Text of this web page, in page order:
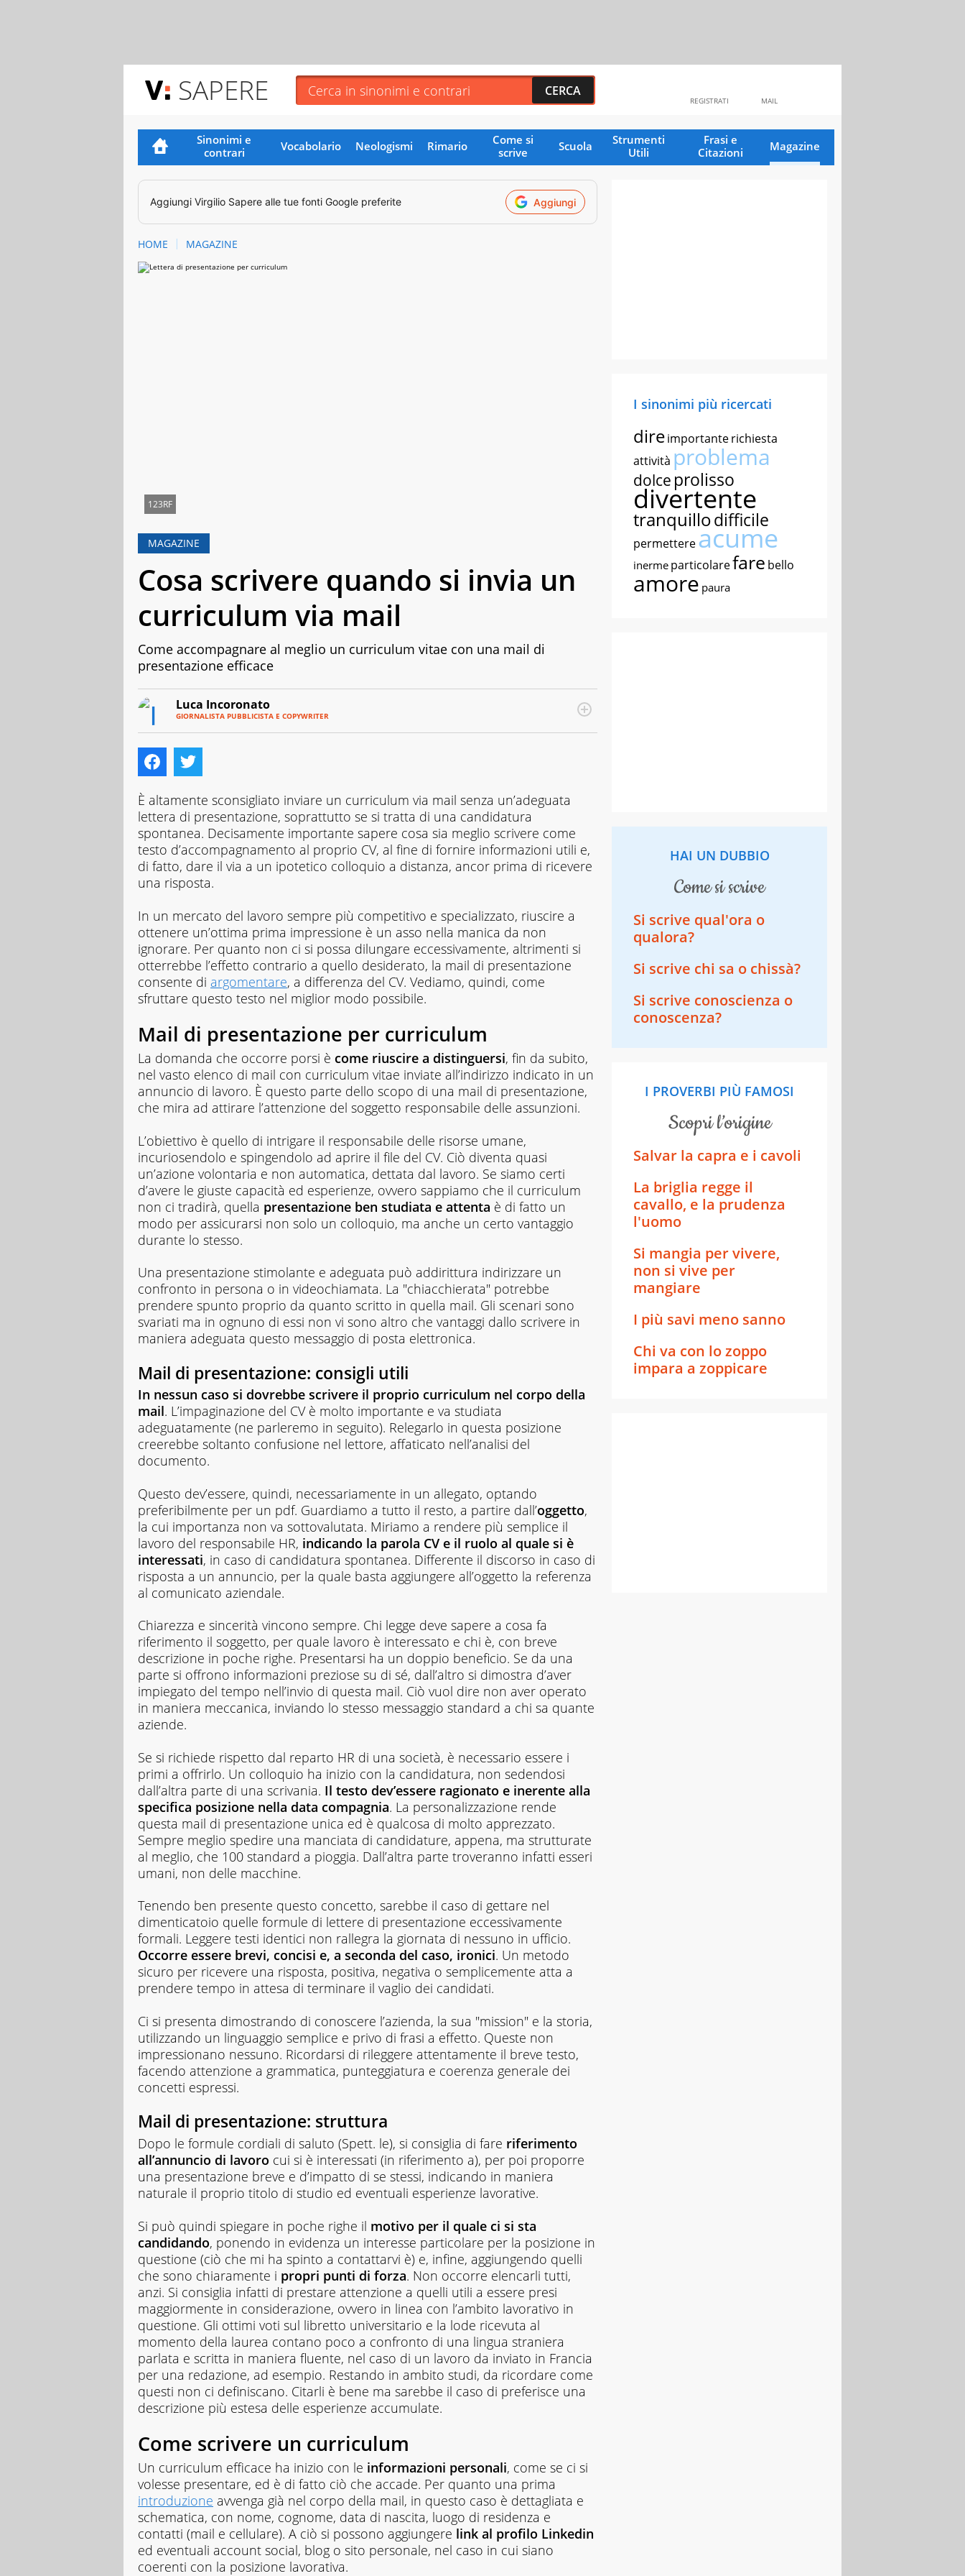
SAPERE MAIL
REGISTRATI
Sinonimi e
contrari
Vocabolario Neologismi Rimario
Come si
scrive
Scuola
Strumenti
Utili
Frasi e
Citazioni
Magazine
Aggiungi Virgilio Sapere alle tue fonti Google preferite Aggiungi
HOME MAGAZINE
123RF
MAGAZINE
Cosa scrivere quando si invia un
curriculum via mail
Come accompagnare al meglio un curriculum vitae con una mail di
presentazione efficace
Luca Incoronato
GIORNALISTA PUBBLICISTA E COPYWRITER
MAIL
INSTAGRAM
ed
esperto
amante
della
scrittura
in
tutti
i
suoi
aspetti.
per
natura,
adoro
scoprire
cose
nuove
e
in
prima
persona.
Non
mi
fermo
mai
apparenze,
così
come
alla
prima
risposta,
nel
lavoro
come
vita.
È altamente sconsigliato inviare un curriculum via mail senza un’adeguata
lettera di presentazione, soprattutto se si tratta di una candidatura
spontanea. Decisamente importante sapere cosa sia meglio scrivere come
testo d’accompagnamento al proprio CV, al fine di fornire informazioni utili e,
di fatto, dare il via a un ipotetico colloquio a distanza, ancor prima di ricevere
una risposta.
In un mercato del lavoro sempre più competitivo e specializzato, riuscire a
ottenere un’ottima prima impressione è un asso nella manica da non
ignorare. Per quanto non ci si possa dilungare eccessivamente, altrimenti si
otterrebbe l’effetto contrario a quello desiderato, la mail di presentazione
consente di argomentare, a differenza del CV. Vediamo, quindi, come
sfruttare questo testo nel miglior modo possibile.
Mail di presentazione per curriculum
La domanda che occorre porsi è come riuscire a distinguersi, fin da subito,
nel vasto elenco di mail con curriculum vitae inviate all’indirizzo indicato in un
annuncio di lavoro. È questo parte dello scopo di una mail di presentazione,
che mira ad attirare l’attenzione del soggetto responsabile delle assunzioni.
L’obiettivo è quello di intrigare il responsabile delle risorse umane,
incuriosendolo e spingendolo ad aprire il file del CV. Ciò diventa quasi
un’azione volontaria e non automatica, dettata dal lavoro. Se siamo certi
d’avere le giuste capacità ed esperienze, ovvero sappiamo che il curriculum
non ci tradirà, quella presentazione ben studiata e attenta è di fatto un
modo per assicurarsi non solo un colloquio, ma anche un certo vantaggio
durante lo stesso.
Una presentazione stimolante e adeguata può addirittura indirizzare un
confronto in persona o in videochiamata. La "chiacchierata" potrebbe
prendere spunto proprio da quanto scritto in quella mail. Gli scenari sono
svariati ma in ognuno di essi non vi sono altro che vantaggi dallo scrivere in
maniera adeguata questo messaggio di posta elettronica.
Mail di presentazione: consigli utili
In nessun caso si dovrebbe scrivere il proprio curriculum nel corpo della
mail. L’impaginazione del CV è molto importante e va studiata
adeguatamente (ne parleremo in seguito). Relegarlo in questa posizione
creerebbe soltanto confusione nel lettore, affaticato nell’analisi del
documento.
Questo dev’essere, quindi, necessariamente in un allegato, optando
preferibilmente per un pdf. Guardiamo a tutto il resto, a partire dall’oggetto,
la cui importanza non va sottovalutata. Miriamo a rendere più semplice il
lavoro del responsabile HR, indicando la parola CV e il ruolo al quale si è
interessati, in caso di candidatura spontanea. Differente il discorso in caso di
risposta a un annuncio, per la quale basta aggiungere all’oggetto la referenza
al comunicato aziendale.
Chiarezza e sincerità vincono sempre. Chi legge deve sapere a cosa fa
riferimento il soggetto, per quale lavoro è interessato e chi è, con breve
descrizione in poche righe. Presentarsi ha un doppio beneficio. Se da una
parte si offrono informazioni preziose su di sé, dall’altro si dimostra d’aver
impiegato del tempo nell’invio di questa mail. Ciò vuol dire non aver operato
in maniera meccanica, inviando lo stesso messaggio standard a chi sa quante
aziende.
Se si richiede rispetto dal reparto HR di una società, è necessario essere i
primi a offrirlo. Un colloquio ha inizio con la candidatura, non sedendosi
dall’altra parte di una scrivania. Il testo dev’essere ragionato e inerente alla
specifica posizione nella data compagnia. La personalizzazione rende
questa mail di presentazione unica ed è qualcosa di molto apprezzato.
Sempre meglio spedire una manciata di candidature, appena, ma strutturate
al meglio, che 100 standard a pioggia. Dall’altra parte troveranno infatti esseri
umani, non delle macchine.
Tenendo ben presente questo concetto, sarebbe il caso di gettare nel
dimenticatoio quelle formule di lettere di presentazione eccessivamente
formali. Leggere testi identici non rallegra la giornata di nessuno in ufficio.
Occorre essere brevi, concisi e, a seconda del caso, ironici. Un metodo
sicuro per ricevere una risposta, positiva, negativa o semplicemente atta a
prendere tempo in attesa di terminare il vaglio dei candidati.
Ci si presenta dimostrando di conoscere l’azienda, la sua "mission" e la storia,
utilizzando un linguaggio semplice e privo di frasi a effetto. Queste non
impressionano nessuno. Ricordarsi di rileggere attentamente il breve testo,
facendo attenzione a grammatica, punteggiatura e coerenza generale dei
concetti espressi.
Mail di presentazione: struttura
Dopo le formule cordiali di saluto (Spett. le), si consiglia di fare riferimento
all’annuncio di lavoro cui si è interessati (in riferimento a), per poi proporre
una presentazione breve e d’impatto di se stessi, indicando in maniera
naturale il proprio titolo di studio ed eventuali esperienze lavorative.
Si può quindi spiegare in poche righe il motivo per il quale ci si sta
candidando, ponendo in evidenza un interesse particolare per la posizione in
questione (ciò che mi ha spinto a contattarvi è) e, infine, aggiungendo quelli
che sono chiaramente i propri punti di forza. Non occorre elencarli tutti,
anzi. Si consiglia infatti di prestare attenzione a quelli utili a essere presi
maggiormente in considerazione, ovvero in linea con l’ambito lavorativo in
questione. Gli ottimi voti sul libretto universitario e la lode ricevuta al
momento della laurea contano poco a confronto di una lingua straniera
parlata e scritta in maniera fluente, nel caso di un lavoro da inviato in Francia
per una redazione, ad esempio. Restando in ambito studi, da ricordare come
questi non ci definiscano. Citarli è bene ma sarebbe il caso di preferisce una
descrizione più estesa delle esperienze accumulate.
Come scrivere un curriculum
Un curriculum efficace ha inizio con le informazioni personali, come se ci si
volesse presentare, ed è di fatto ciò che accade. Per quanto una prima
introduzione avvenga già nel corpo della mail, in questo caso è dettagliata e
schematica, con nome, cognome, data di nascita, luogo di residenza e
contatti (mail e cellulare). A ciò si possono aggiungere link al profilo Linkedin
ed eventuali account social, blog o sito personale, nel caso in cui siano
coerenti con la posizione lavorativa.
I sinonimi più ricercati
direimportanterichiesta
attività problema
dolce prolisso
divertente
tranquillodifficile
permettereacume
inerme particolarefare bello
amore paura
HAI UN DUBBIO
come si scrive
Si scrive qual'ora o
qualora?
Si scrive chi sa o chissà?
Si scrive conoscienza o
conoscenza?
I PROVERBI PIÙ FAMOSI
scopri l’origine
Salvar la capra e i cavoli
La briglia regge il
cavallo, e la prudenza
l'uomo
Si mangia per vivere,
non si vive per
mangiare
I più savi meno sanno
Chi va con lo zoppo
impara a zoppicare